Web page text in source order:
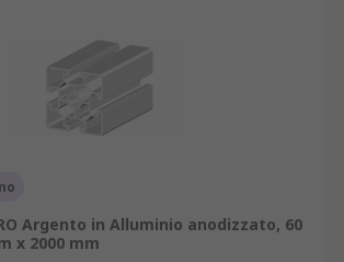
Argento in Alluminio anodizzato, 60
x 2000 mm